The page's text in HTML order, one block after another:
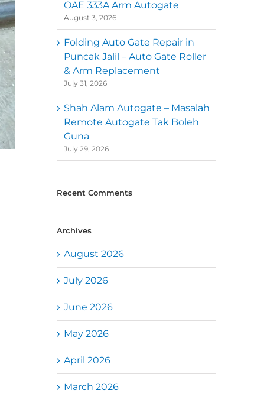
OAE 333A Arm Autogate
August 3, 2026
Folding Auto Gate Repair in
Puncak Jalil – Auto Gate Roller
& Arm Replacement
July 31, 2026
Shah Alam Autogate – Masalah
Remote Autogate Tak Boleh
Guna
July 29, 2026
Recent Comments
Archives
August 2026
July 2026
June 2026
May 2026
April 2026
March 2026